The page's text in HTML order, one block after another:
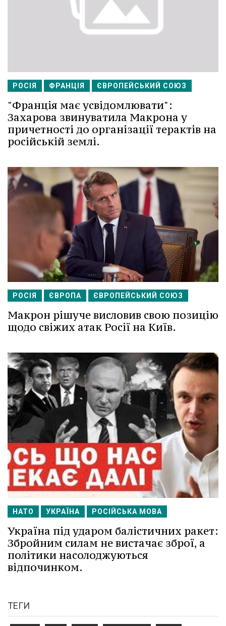
РОСІЯ ФРАНЦІЯ ЄВРОПЕЙСЬКИЙ СОЮЗ
"Франція має усвідомлювати":
Захарова звинуватила Макрона у
причетності до організації терактів на
російській землі.
РОСІЯ ЄВРОПА ЄВРОПЕЙСЬКИЙ СОЮЗ
Макрон рішуче висловив свою позицію
щодо свіжих атак Росії на Київ.
НАТО УКРАЇНА РОСІЙСЬКА МОВА
Україна під ударом балістичних ракет:
Збройним силам не вистачає зброї, а
політики насолоджуються
відпочинком.
ТЕГИ